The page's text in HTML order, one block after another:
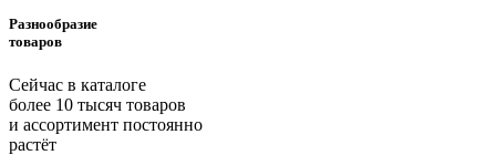
Разнообразие
товаров
Сейчас в каталоге
более 10 тысяч товаров
и ассортимент постоянно
растёт